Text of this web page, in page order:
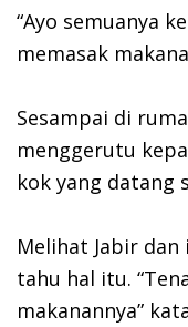
“Ayo semuanya
memasak
Sesampai di
menggerutu
kok yang datang
Melihat Jabir
tahu hal itu.
makanannya”